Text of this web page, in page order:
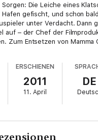
Die Leiche eines
Hafen gefischt, und schon
unter Verdacht. Dann
auf – der Chef der
Zum Entsetzen von Mamma
Crime für Ihre Strandlektüre
Carlotta!
Urlaub gibt es viele.
ebenso. Doch kaum ein
auf den Punkt wie die
baumeln und schmökern
ERSCHIENEN
2011
11. April
DE